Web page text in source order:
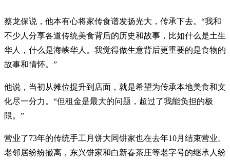
蔡龙保说，他本有心将家传食谱发扬光大，传承下去。“我和
不少人分享各道传统美食背后的历史和故事，比如什么是土生
华人，什么是海峡华人。我觉得做生意背后更重要的是食物的
故事和情怀。”
他说，当初从摊位提升到店面，就是希望为传承本地美食和文
化尽一分力。“但租金是最大的问题，超过了我能负担的极
限。”
营业了73年的传统手工月饼大同饼家也在去年10月结束营业。
老邻居纷纷撤离，东兴饼家和白新春茶庄等老字号的继承人纷